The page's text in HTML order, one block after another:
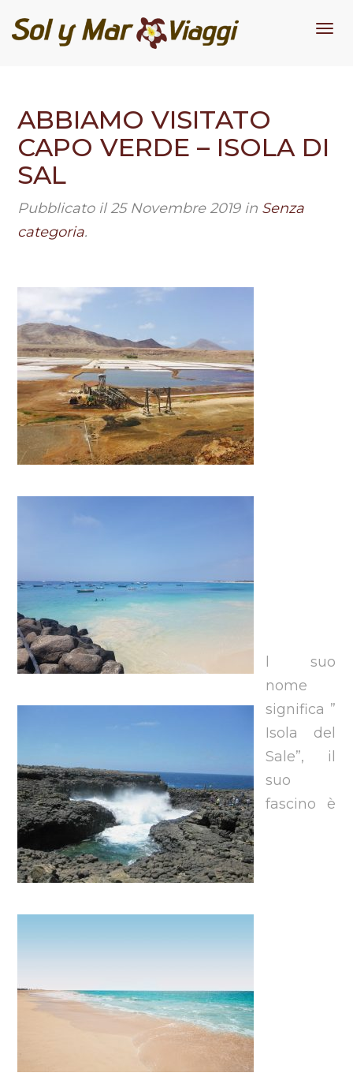
ABBIAMO VISITATO
CAPO VERDE – ISOLA DI
SAL
Pubblicato il25 Novembre 2019in Senza
categoria.
l suo
nome
significa ”
Isola del
Sale”, il
suo
fascino è